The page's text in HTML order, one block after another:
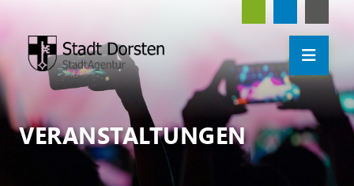
VERANSTALTUNGEN